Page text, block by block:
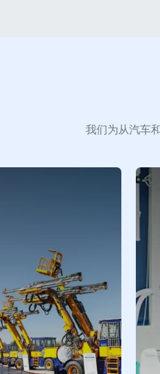
我们为从汽车